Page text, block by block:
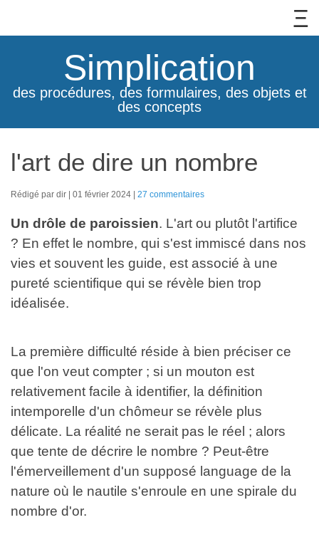
Simplication
des procédures, des formulaires, des objets et
des concepts
l'art de dire un nombre
Rédigé par dir 01 février 2024 27 commentaires
Un drôle de paroissien. L'art ou plutôt l'artifice
? En effet le nombre, qui s'est immiscé dans nos
vies et souvent les guide, est associé à une
pureté scientifique qui se révèle bien trop
idéalisée.
La première difficulté réside à bien préciser ce
que l'on veut compter ; si un mouton est
relativement facile à identifier, la définition
intemporelle d'un chômeur se révèle plus
délicate. La réalité ne serait pas le réel ; alors
que tente de décrire le nombre ? Peut-être
l'émerveillement d'un supposé language de la
nature où le nautile s'enroule en une spirale du
nombre d'or.